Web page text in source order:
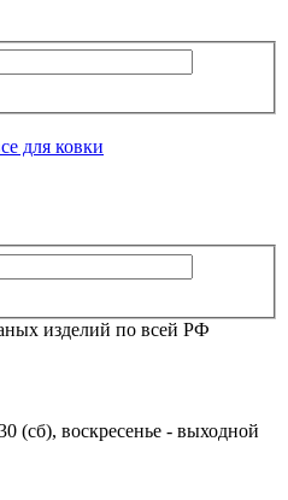
изделий по всей РФ
(сб), воскресенье - выходной